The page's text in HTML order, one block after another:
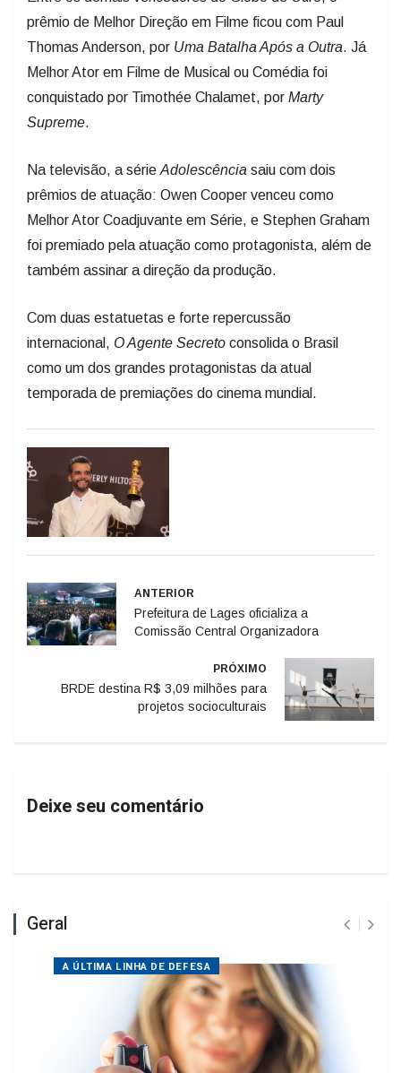
Thomas Anderson, porUma Batalha Após a Outra. Já
Melhor Ator em Filme de Musical ou Comédia foi
conquistado por Timothée Chalamet, porMarty
Supreme.
prêmios de atuação: Owen Cooper venceu como
Melhor Ator Coadjuvante em Série, e Stephen Graham
foi premiado pela atuação como protagonista, além de
também assinar a direção da produção.
internacional,O Agente Secretoconsolida o Brasil
como um dos grandes protagonistas da atual
temporada de premiações do cinema mundial.
Comissão Central Organizadora
PRÓXIMO
projetos socioculturais